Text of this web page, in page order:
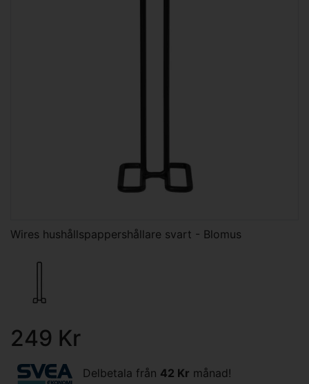
Wires hushållspappershållare svart - Blomus
249 Kr
Delbetala från 42 Kr månad!